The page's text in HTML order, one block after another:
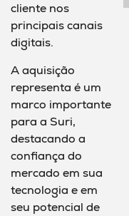
cliente nos
principais canais
digitais.
A aquisição
representa é um
marco importante
para a Suri,
destacando a
confiança do
mercado em sua
tecnologia e em
seu potencial de